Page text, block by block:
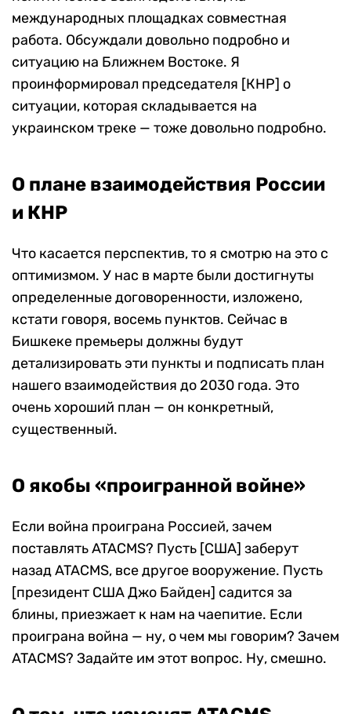
международных площадках совместная
работа. Обсуждали довольно подробно и
ситуацию на Ближнем Востоке. Я
проинформировал председателя [КНР] о
ситуации, которая складывается на
украинском треке — тоже довольно подробно.
О плане взаимодействия России
и КНР
Что касается перспектив, то я смотрю на это с
оптимизмом. У нас в марте были достигнуты
определенные договоренности, изложено,
кстати говоря, восемь пунктов. Сейчас в
Бишкеке премьеры должны будут
детализировать эти пункты и подписать план
нашего взаимодействия до 2030 года. Это
очень хороший план — он конкретный,
существенный.
О якобы «проигранной войне»
Если война проиграна Россией, зачем
поставлять ATACMS? Пусть [США] заберут
назад ATACMS, все другое вооружение. Пусть
[президент США Джо Байден] садится за
блины, приезжает к нам на чаепитие. Если
проиграна война — ну, о чем мы говорим? Зачем
ATACMS? Задайте им этот вопрос. Ну, смешно.